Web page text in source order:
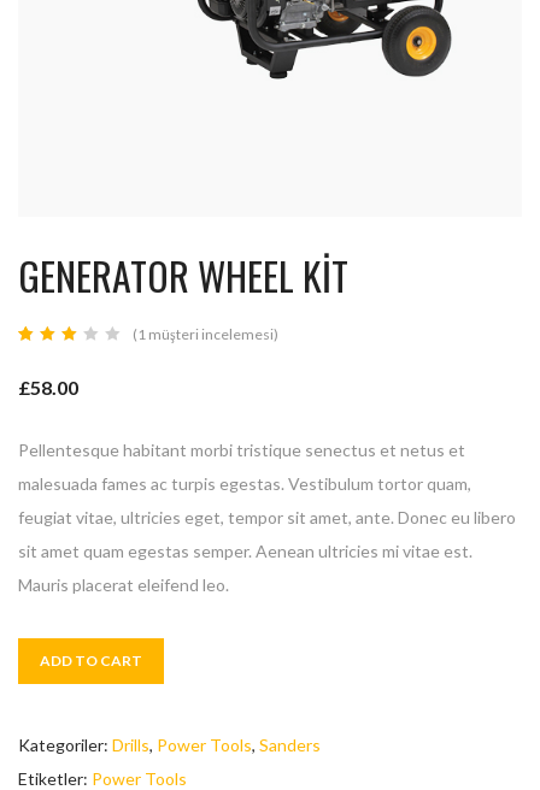
GENERATOR WHEEL KIT
dayanarak
5
puan
aldı
( 1 müşteri incelemesi)
£58.00
Pellentesque habitant morbi tristique senectus et netus et
malesuada fames ac turpis egestas. Vestibulum tortor quam,
feugiat vitae, ultricies eget, tempor sit amet, ante. Donec eu libero
sit amet quam egestas semper. Aenean ultricies mi vitae est.
Mauris placerat eleifend leo.
ADD TO CART
Kategoriler: Drills, Power Tools, Sanders
Etiketler: Power Tools